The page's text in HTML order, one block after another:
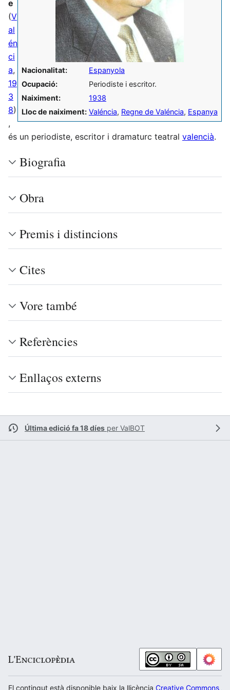
Nacionalitat:
Espanyola
Ocupació:
Periodiste i escritor.
Naiximent:
1938
Lloc de naiximent: Valéncia, Regne de Valéncia, Espanya
e
(V
al
én
ci
a,
19
3
8)
,
és un periodiste, escritor i dramaturc teatral valencià.
Biografia
Obra
Premis i distincions
Cites
Vore també
Referències
Enllaços externs
Última edició fa 18 díes per ValBOT
El contingut està disponible baix la llicència Creative Commons